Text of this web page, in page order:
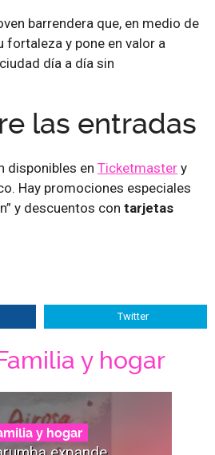
barrendera que, en medio de
fortaleza y pone en valor a
día a día sin
las entradas
disponibles en Ticketmaster y
Hay promociones especiales
y descuentos con tarjetas
Twitter
y hogar
y hogar